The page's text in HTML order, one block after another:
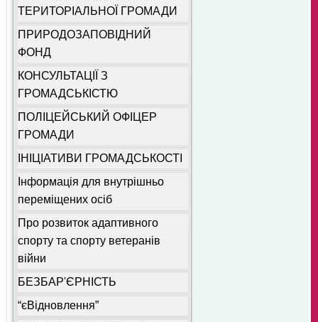
ТЕРИТОРІАЛЬНОЇ ГРОМАДИ
ПРИРОДОЗАПОВІДНИЙ
ФОНД
КОНСУЛЬТАЦІЇ З
ГРОМАДСЬКІСТЮ
ПОЛІЦЕЙСЬКИЙ ОФІЦЕР
ГРОМАДИ
ІНІЦІАТИВИ ГРОМАДСЬКОСТІ
Інформація для внутрішньо
переміщених осіб
Про розвиток адаптивного
спорту та спорту ветеранів
війни
БЕЗБАР'ЄРНІСТЬ
“єВідновлення”